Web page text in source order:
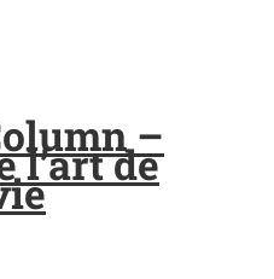
–
l’art de